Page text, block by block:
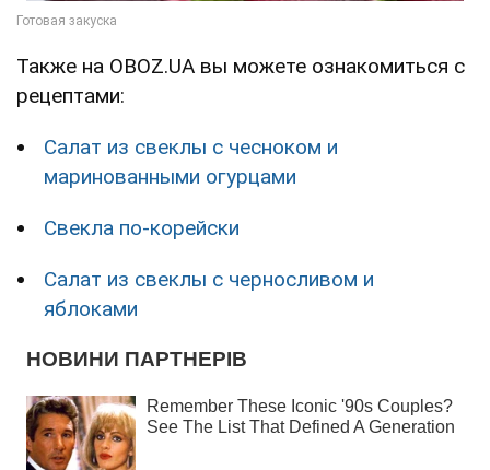
Также на OBOZ.UA вы можете ознакомиться с
рецептами:
Салат из свеклы с чесноком и
маринованными огурцами
Свекла по-корейски
Салат из свеклы с черносливом и
яблоками